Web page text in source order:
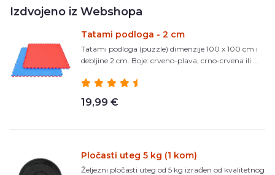
Izdvojeno iz Webshopa
Tatami podloga - 2 cm
Tatami podloga (puzzle) dimenzije 100 x 100 cm i
debljine 2 cm. Boje: crveno-plava, crno-crvena ili ...
19,99 €
Pločasti uteg 5 kg (1 kom)
Željezni pločasti uteg od 5 kg izrađen od kvalitetnog